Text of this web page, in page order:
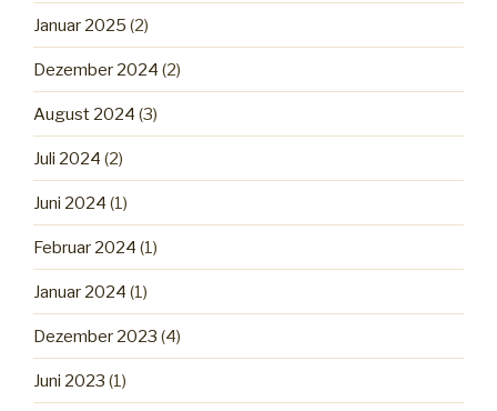
Januar 2025 (2)
Dezember 2024 (2)
August 2024 (3)
Juli 2024 (2)
Juni 2024 (1)
Februar 2024 (1)
Januar 2024 (1)
Dezember 2023 (4)
Juni 2023 (1)